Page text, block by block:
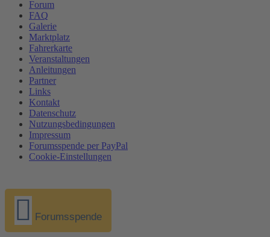
Forum
FAQ
Galerie
Marktplatz
Fahrerkarte
Veranstaltungen
Anleitungen
Partner
Links
Kontakt
Datenschutz
Nutzungsbedingungen
Impressum
Forumsspende per PayPal
Cookie-Einstellungen
Forumsspende